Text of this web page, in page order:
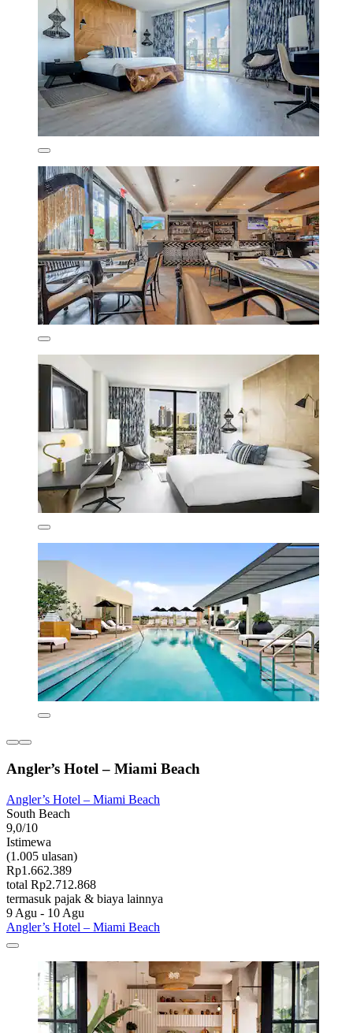
Angler’s Hotel – Miami Beach
Angler’s Hotel – Miami Beach
South Beach
9,0/10
Istimewa
(1.005 ulasan)
Rp1.662.389
total Rp2.712.868
termasuk pajak & biaya lainnya
9 Agu - 10 Agu
Angler’s Hotel – Miami Beach